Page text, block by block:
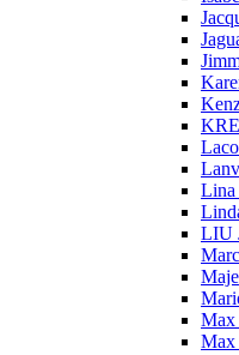
Lina
LIU
Maje
Max